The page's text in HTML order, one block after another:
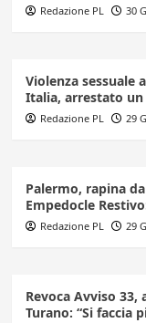
Redazione PL 30
Violenza sessuale
Italia, arrestato
Redazione PL 29
Palermo, rapina
Empedocle
Redazione PL 29
Revoca Avviso
Turano: “Si faccia